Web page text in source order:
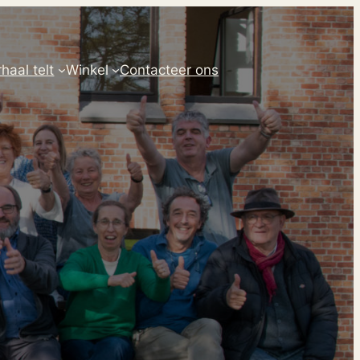
telt Winkel Contacteer ons